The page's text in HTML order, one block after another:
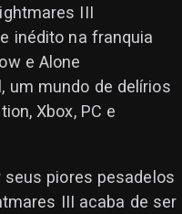
III
inédito na franquia
e Alone
um mundo de delírios
Xbox, PC e
piores pesadelos
III acaba de ser